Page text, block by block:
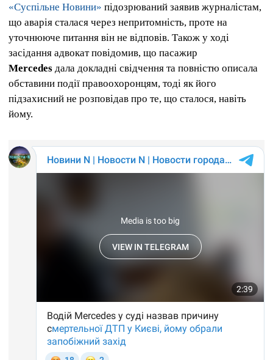
«Суспільне Новини» підозрюваний заявив журналістам,
що аварія сталася через непритомність, проте на
уточнююче питання він не відповів. Також у ході
засідання адвокат повідомив, що пасажир
Mercedes дала докладні свідчення та повністю описала
обставини події правоохоронцям, тоді як його
підзахисний не розповідав про те, що сталося, навіть
йому.